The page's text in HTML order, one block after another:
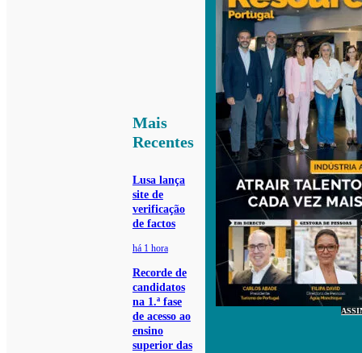
Mais
Recentes
Lusa lança
site de
verificação
de factos
há 1 hora
Recorde de
candidatos
na 1.ª fase
de acesso ao
ensino
superior das